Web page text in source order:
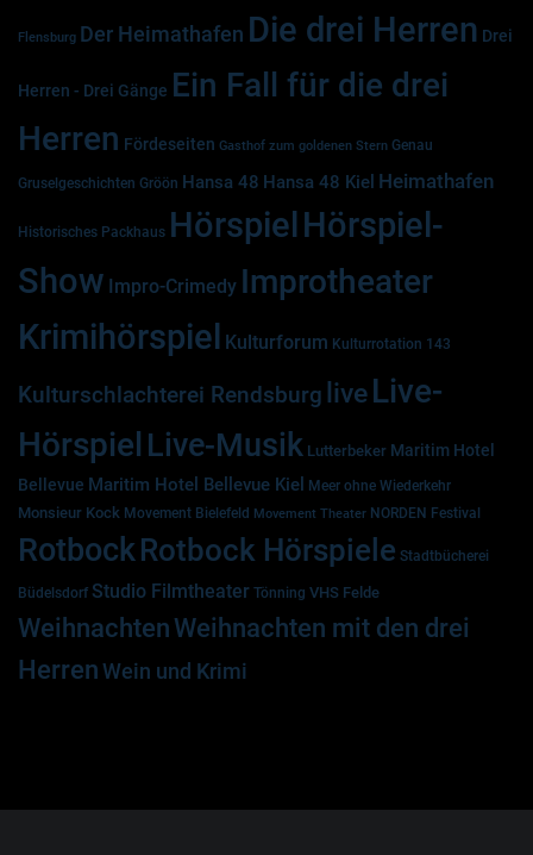
Flensburg Der Heimathafen Die drei Herren Drei
Herren - Drei Gänge Ein Fall für die drei
Herren Fördeseiten Gasthof zum goldenen Stern Genau
Gruselgeschichten Gröön Hansa 48 Hansa 48 Kiel Heimathafen
Historisches Packhaus Hörspiel Hörspiel-
Show Impro-Crimedy Improtheater
Krimihörspiel Kulturforum Kulturrotation 143
Kulturschlachterei Rendsburg liveLive-
Hörspiel Live-Musik Lutterbeker Maritim Hotel
Bellevue Maritim Hotel Bellevue Kiel Meer ohne Wiederkehr
Monsieur Kock Movement Bielefeld Movement Theater NORDEN Festival
RotbockRotbock Hörspiele Stadtbücherei
Büdelsdorf Studio Filmtheater Tönning VHS Felde
WeihnachtenWeihnachten mit den drei
HerrenWein und Krimi